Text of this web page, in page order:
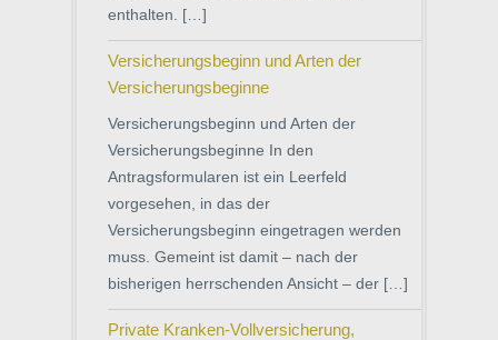
enthalten. […]
Versicherungsbeginn und Arten der
Versicherungsbeginne
Versicherungsbeginn und Arten der
Versicherungsbeginne In den
Antragsformularen ist ein Leerfeld
vorgesehen, in das der
Versicherungsbeginn eingetragen werden
muss. Gemeint ist damit – nach der
bisherigen herrschenden Ansicht – der […]
Private Kranken-Vollversicherung,